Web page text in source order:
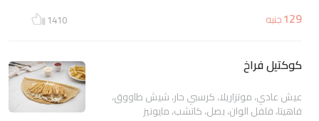
129جنيه 1410
كوكتيل فراخ
عيش عادي، موتزاريلا، كرسبي حار، شيش طاووق،
فاهيتا، فلفل الوان، بصل، كاتشب، مايونيز